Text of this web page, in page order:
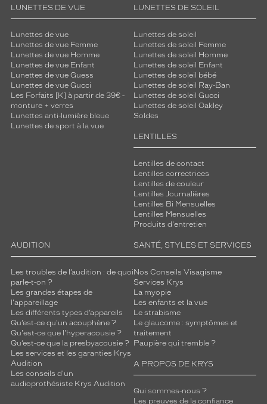
LUNETTES DE VUE
Lunettes de vue
Lunettes de vue Femme
Lunettes de vue Homme
Lunettes de vue Enfant
Lunettes de vue Guess
Lunettes de vue Gucci
Les Forfaits [K] à partir de 39€ -
monture + verres
Lunettes anti-lumière bleue
Lunettes de sport à la vue
LUNETTES DE SOLEIL
Lunettes de soleil
Lunettes de soleil Femme
Lunettes de soleil Homme
Lunettes de soleil Enfant
Lunettes de soleil bébé
Lunettes de soleil Ray-Ban
Lunettes de soleil Gucci
Lunettes de soleil Oakley
Soldes
LENTILLES
Lentilles de contact
Lentilles correctrices
Lentilles de couleur
Lentilles Journalières
Lentilles Bi Mensuelles
Lentilles Mensuelles
Produits d'entretien
AUDITION
Les troubles de l’audition : de quoi
parle-t-on ?
Les grandes étapes de
l'appareillage
Les différents types d’appareils
Qu’est-ce qu'un acouphène ?
Qu'est-ce que l'hyperacousie ?
Qu’est-ce que la presbyacousie ?
Les services et les garanties Krys
Audition
Les conseils d'un
audioprothésiste Krys Audition
SANTÉ, STYLES ET SERVICES
Nos Conseils Visagisme
Services Krys
La myopie
Les enfants et la vue
Le strabisme
Le glaucome : symptômes et
traitement
Paupière qui tremble ?
A PROPOS DE KRYS
Qui sommes-nous ?
Les preuves de la confiance